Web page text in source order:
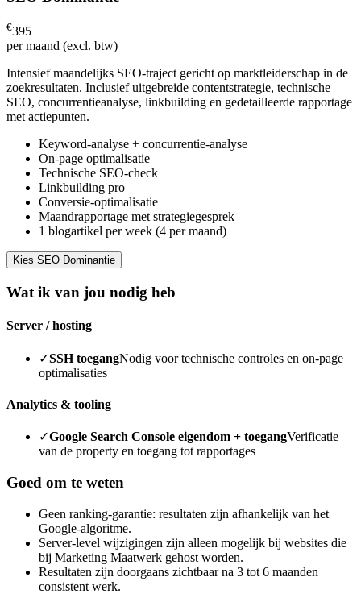
€395
per maand (excl. btw)
Intensief maandelijks SEO-traject gericht op marktleiderschap in de
zoekresultaten. Inclusief uitgebreide contentstrategie, technische
SEO, concurrentieanalyse, linkbuilding en gedetailleerde rapportage
met actiepunten.
Keyword-analyse + concurrentie-analyse
On-page optimalisatie
Technische SEO-check
Linkbuilding pro
Conversie-optimalisatie
Maandrapportage met strategiegesprek
1 blogartikel per week (4 per maand)
Kies SEO Dominantie
Wat ik van jou nodig heb
Server / hosting
✓SSH toegangNodig voor technische controles en on-page
optimalisaties
Analytics & tooling
✓Google Search Console eigendom + toegangVerificatie
van de property en toegang tot rapportages
Goed om te weten
Geen ranking-garantie: resultaten zijn afhankelijk van het
Google-algoritme.
Server-level wijzigingen zijn alleen mogelijk bij websites die
bij Marketing Maatwerk gehost worden.
Resultaten zijn doorgaans zichtbaar na 3 tot 6 maanden
consistent werk.